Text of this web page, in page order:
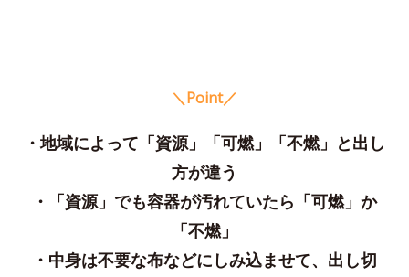
＼Point／
・地域によって「資源」「可燃」「不燃」と出し
方が違う
・「資源」でも容器が汚れていたら「可燃」か
「不燃」
・中身は不要な布などにしみ込ませて、出し切